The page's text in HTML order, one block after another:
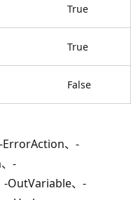
True
True
False
ErrorAction、-
-
OutVariable、-